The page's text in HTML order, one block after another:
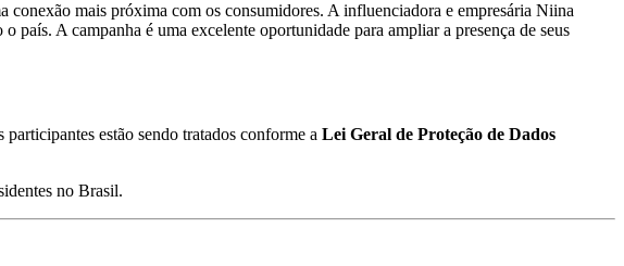
conexão mais próxima com os consumidores. A influenciadora e empresária Niina
país. A campanha é uma excelente oportunidade para ampliar a presença de seus
estão sendo tratados conforme a Lei Geral de Proteção de Dados
no Brasil.